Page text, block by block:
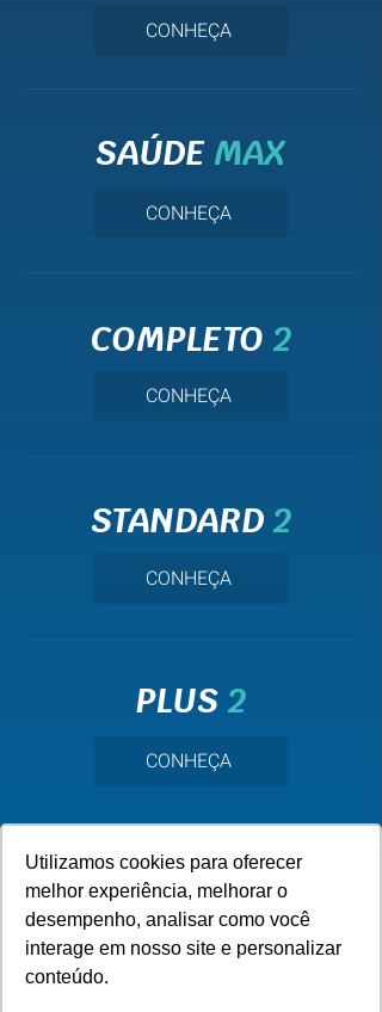
Utilizamos cookies para oferecer
melhor experiência, melhorar o
desempenho, analisar como você
interage em nosso site e personalizar
conteúdo.
CONHEÇA
SAÚDE MAX
CONHEÇA
COMPLETO 2
CONHEÇA
STANDARD2
CONHEÇA
PLUS2
CONHEÇA
SINOS2
CONHEÇA